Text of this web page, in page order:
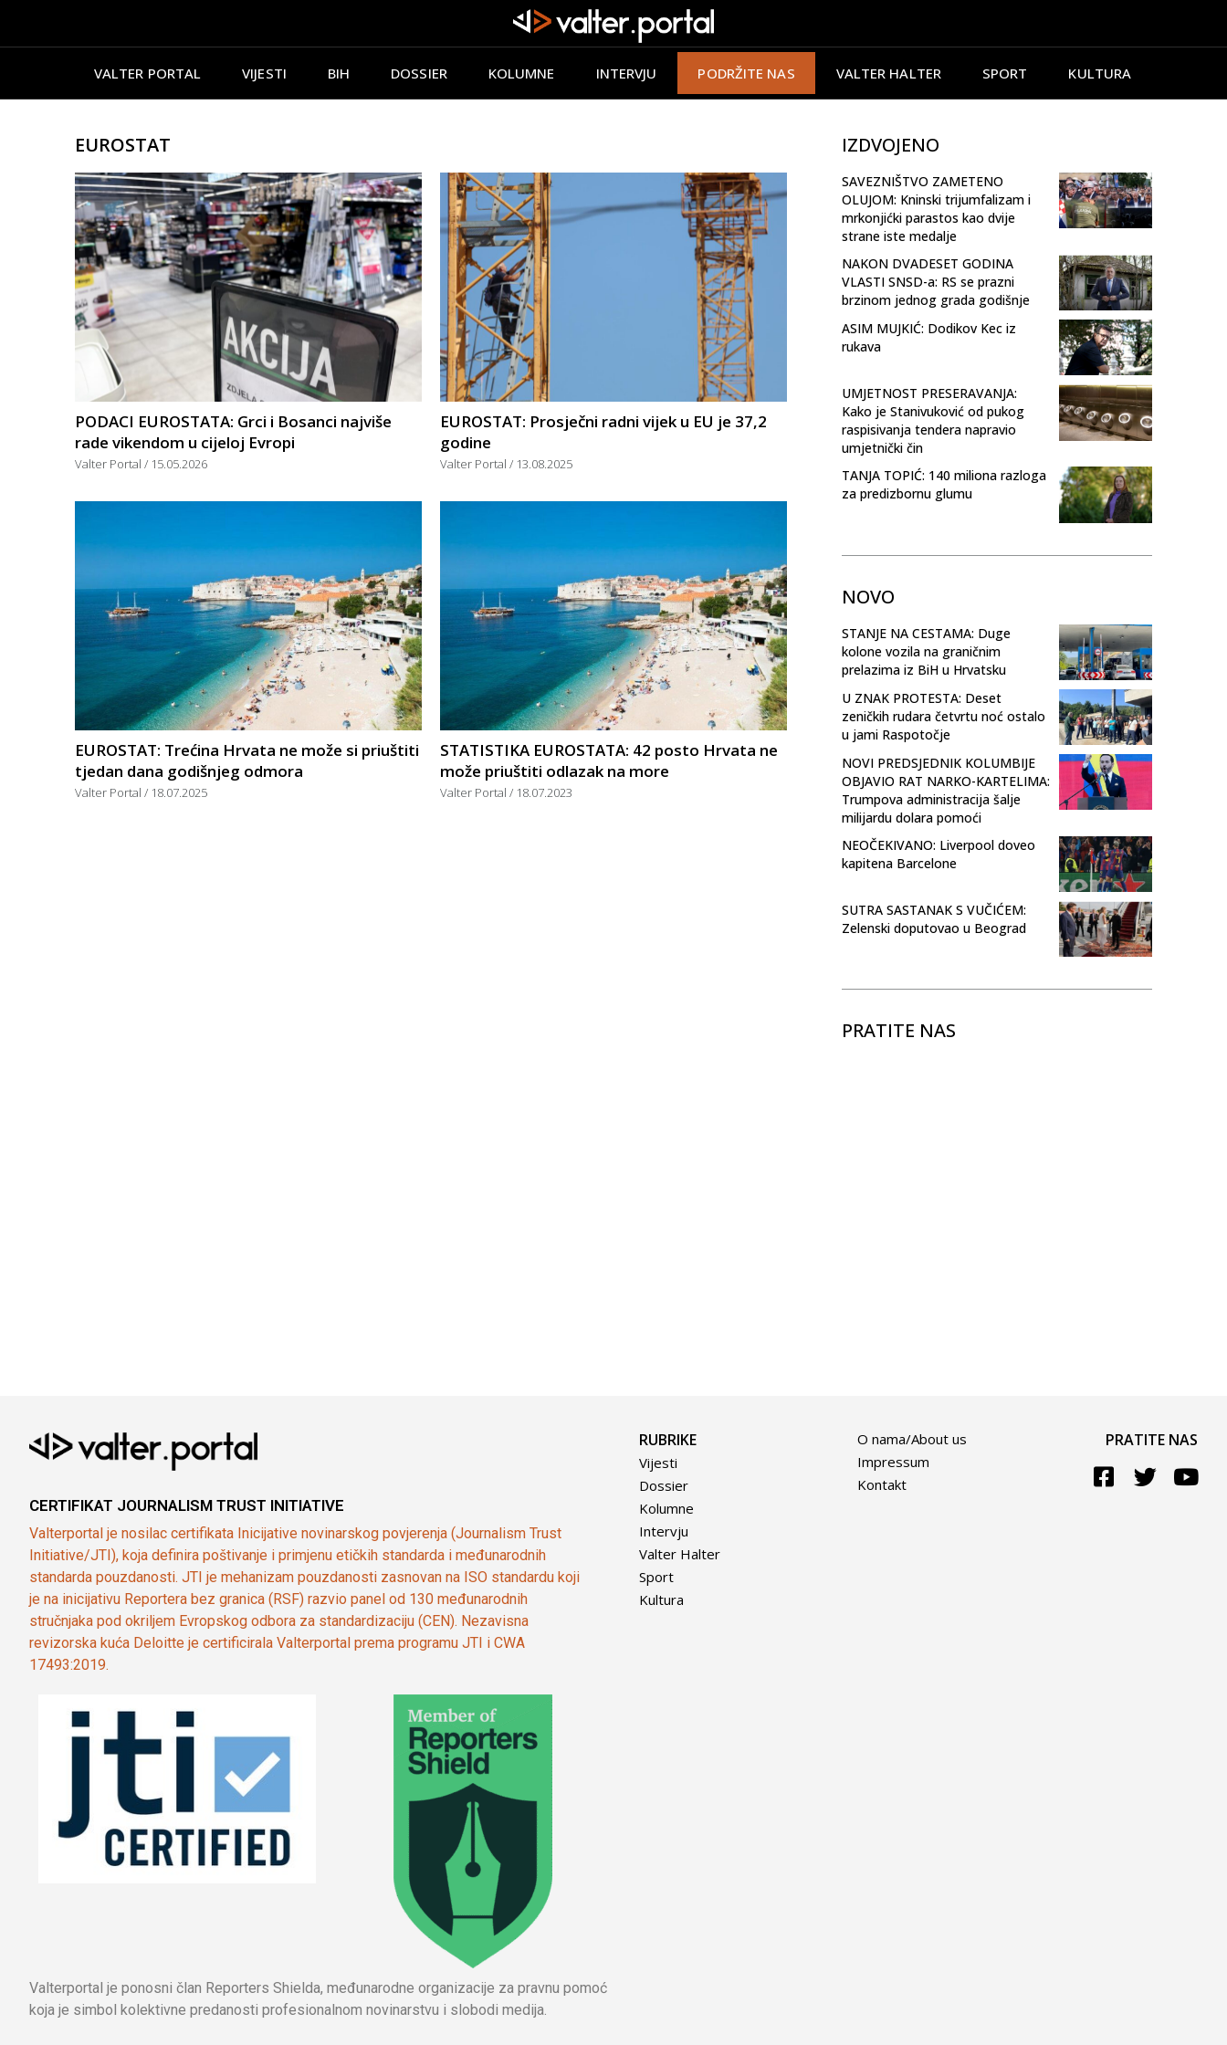
VALTER PORTAL VIJESTI BIH DOSSIER KOLUMNE INTERVJU PODRŽITE NAS VALTER HALTER SPORT KULTURA
EUROSTAT
PODACI EUROSTATA: Grci i Bosanci najviše
rade vikendom u cijeloj Evropi
Valter Portal 15.05.2026
EUROSTAT: Prosječni radni vijek u EU je 37,2
godine
Valter Portal 13.08.2025
EUROSTAT: Trećina Hrvata ne može si priuštiti
tjedan dana godišnjeg odmora
Valter Portal 18.07.2025
STATISTIKA EUROSTATA: 42 posto Hrvata ne
može priuštiti odlazak na more
Valter Portal 18.07.2023
IZDVOJENO
SAVEZNIŠTVO ZAMETENO
OLUJOM: Kninski trijumfalizam i
mrkonjićki parastos kao dvije
strane iste medalje
NAKON DVADESET GODINA
VLASTI SNSD-a: RS se prazni
brzinom jednog grada godišnje
ASIM MUJKIĆ: Dodikov Kec iz
rukava
UMJETNOST PRESERAVANJA:
Kako je Stanivuković od pukog
raspisivanja tendera napravio
umjetnički čin
TANJA TOPIĆ: 140 miliona razloga
za predizbornu glumu
NOVO
STANJE NA CESTAMA: Duge
kolone vozila na graničnim
prelazima iz BiH u Hrvatsku
U ZNAK PROTESTA: Deset
zeničkih rudara četvrtu noć ostalo
u jami Raspotočje
NOVI PREDSJEDNIK KOLUMBIJE
OBJAVIO RAT NARKO-KARTELIMA:
Trumpova administracija šalje
milijardu dolara pomoći
NEOČEKIVANO: Liverpool doveo
kapitena Barcelone
SUTRA SASTANAK S VUČIĆEM:
Zelenski doputovao u Beograd
PRATITE NAS
CERTIFIKAT JOURNALISM TRUST INITIATIVE
Valterportal je nosilac certifikata Inicijative novinarskog povjerenja (Journalism Trust
Initiative/JTI), koja definira poštivanje i primjenu etičkih standarda i međunarodnih
standarda pouzdanosti. JTI je mehanizam pouzdanosti zasnovan na ISO standardu koji
je na inicijativu Reportera bez granica (RSF) razvio panel od 130 međunarodnih
stručnjaka pod okriljem Evropskog odbora za standardizaciju (CEN). Nezavisna
revizorska kuća Deloitte je certificirala Valterportal prema programu JTI i CWA
17493:2019.
Valterportal je ponosni član Reporters Shielda, međunarodne organizacije za pravnu pomoć
koja je simbol kolektivne predanosti profesionalnom novinarstvu i slobodi medija.
RUBRIKE
Vijesti
Dossier
Kolumne
Intervju
Valter Halter
Sport
Kultura
O nama/About us
Impressum
Kontakt
PRATITE NAS